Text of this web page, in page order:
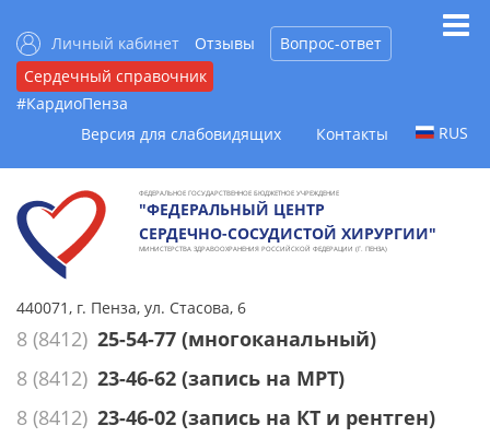
Личный кабинет Отзывы
Вопрос-ответ
Сердечный справочник
#КардиоПенза
Версия для слабовидящих
Контакты RUS
ФЕДЕРАЛЬНОЕ ГОСУДАРСТВЕННОЕ БЮДЖЕТНОЕ УЧРЕЖДЕНИЕ
"ФЕДЕРАЛЬНЫЙ ЦЕНТР
СЕРДЕЧНО-СОСУДИСТОЙ ХИРУРГИИ"
МИНИСТЕРСТВА ЗДРАВООХРАНЕНИЯ РОССИЙСКОЙ ФЕДЕРАЦИИ (Г. ПЕНЗА)
440071, г. Пенза, ул. Стасова, 6
8 (8412) 25-54-77 (многоканальный)
8 (8412) 23-46-62 (запись на МРТ)
8 (8412) 23-46-02 (запись на КТ и рентген)